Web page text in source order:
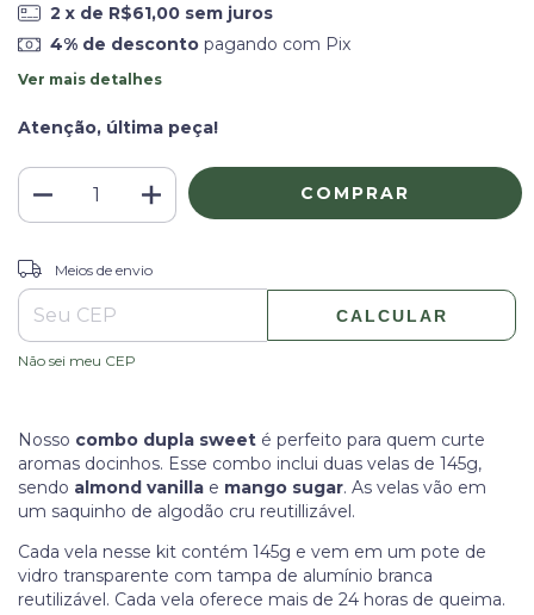
2 x de R$61,00 sem juros
4% de descontopagando com Pix
Ver mais detalhes
Atenção, última peça!
Entregas para o CEP:
Meios de envio
CALCULAR
Não sei meu CEP
Nosso combo dupla sweet é perfeito para quem curte
aromas docinhos. Esse combo inclui duas velas de 145g,
sendo almond vanilla e mango sugar. As velas vão em
um saquinho de algodão cru reutillizável.
Cada vela nesse kit contém 145g e vem em um pote de
vidro transparente com tampa de alumínio branca
reutilizável. Cada vela oferece mais de 24 horas de queima.